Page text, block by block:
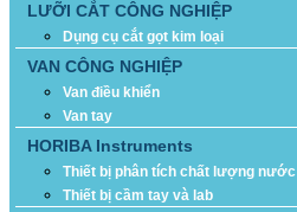
LƯỠI CẮT CÔNG NGHIỆP
Dụng cụ cắt gọt kim loại
VAN CÔNG NGHIỆP
Van điều khiển
Van tay
HORIBA Instruments
Thiết bị phân tích chất lượng nước
Thiết bị cầm tay và lab